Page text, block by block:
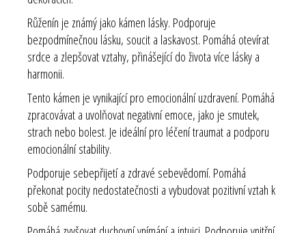
Růženín je známý jako kámen lásky. Podporuje
bezpodmínečnou lásku, soucit a laskavost. Pomáhá otevírat
srdce a zlepšovat vztahy, přinášející do života více lásky a
harmonii.
Tento kámen je vynikající pro emocionální uzdravení. Pomáhá
zpracovávat a uvolňovat negativní emoce, jako je smutek,
strach nebo bolest. Je ideální pro léčení traumat a podporu
emocionální stability.
Podporuje sebepřijetí a zdravé sebevědomí. Pomáhá
překonat pocity nedostatečnosti a vybudovat pozitivní vztah k
sobě samému.